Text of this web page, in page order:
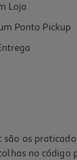
Loja
Ponto Pickup
os
no